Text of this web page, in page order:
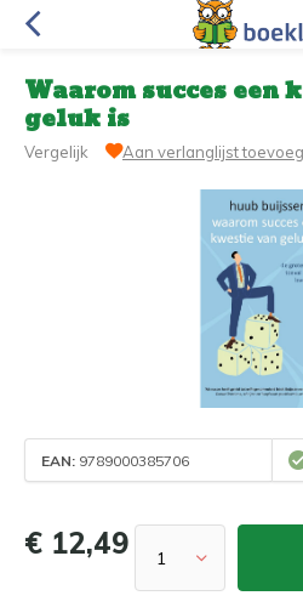
Waarom succes een
geluk is
Vergelijk Aan verlanglijst
EAN: 9789000385706
€ 12,49